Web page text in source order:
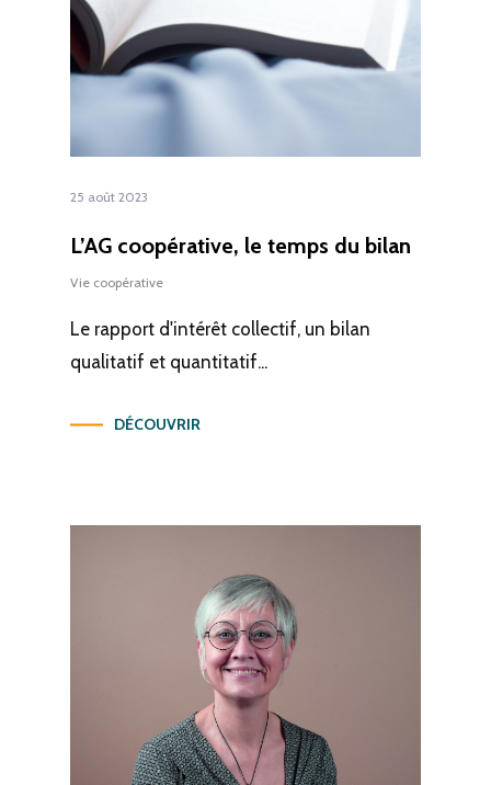
25 août 2023
L’AG coopérative, le temps du bilan
Vie coopérative
Le rapport d'intérêt collectif, un bilan
qualitatif et quantitatif...
DÉCOUVRIR